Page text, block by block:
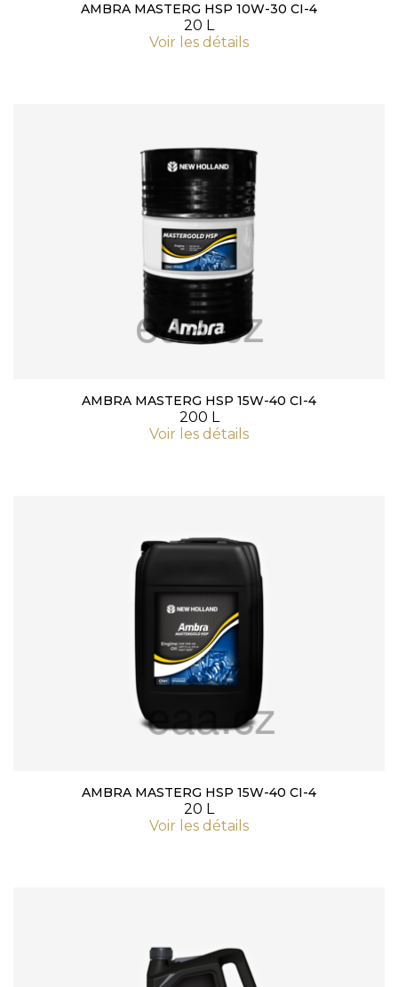
AMBRA MASTERG HSP 10W-30 CI-4
20 L
Voir les détails
AMBRA MASTERG HSP 15W-40 CI-4
200 L
Voir les détails
AMBRA MASTERG HSP 15W-40 CI-4
20 L
Voir les détails